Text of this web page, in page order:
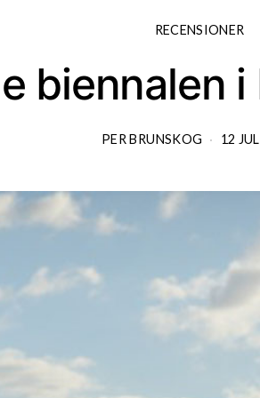
RECENSIONER
biennalen
PER BRUNSKOG 12